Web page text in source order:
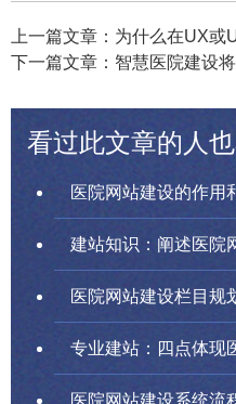
上一篇文章：为什么在UX或
下一篇文章：智慧医院建设
看过此文章的人
医院网站建设的作用
建站知识：阐述医院
医院网站建设栏目规
专业建站：四点体现